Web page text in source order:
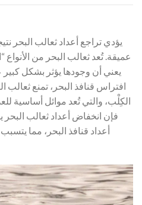
يؤدي تراجع أعداد ثعالب البحر
عميقة. تُعد ثعالب البحر من الأنواع
يعني أن وجودها يؤثر بشكل
افتراس قنافذ البحر، تمنع ثعالب
الكِلْب، والتي تُعد موائل أساسية
فإن انخفاض أعداد ثعالب
أعداد قنافذ البحر، مما